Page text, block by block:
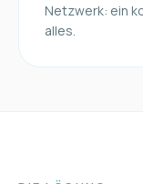
Netzwerk: ein
alles.